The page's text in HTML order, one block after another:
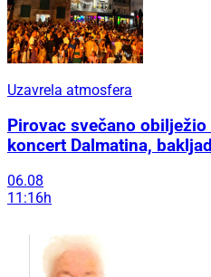
Uzavrela atmosfera
Pirovac svečano
koncert Dalmatina,
06.08
11:16h